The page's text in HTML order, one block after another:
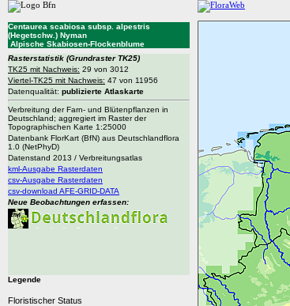
Centaurea scabiosa subsp. alpestris
(Hegetschw.) Nyman
Alpische Skabiosen-Flockenblume
Rasterstatistik (Grundraster TK25)
TK25 mit Nachweis: 29 von 3012
Viertel-TK25 mit Nachweis: 47 von 11956
Datenqualität: publizierte Atlaskarte
Verbreitung der Farn- und Blütenpflanzen in
Deutschland; aggregiert im Raster der
Topographischen Karte 1:25000
Datenbank FlorKart (BfN) aus Deutschlandflora
1.0 (NetPhyD)
Datenstand 2013 / Verbreitungsatlas
kml-Ausgabe Rasterdaten
csv-Ausgabe Rasterdaten
csv-download AFE-GRID-DATA
Neue Beobachtungen erfassen:
Legende